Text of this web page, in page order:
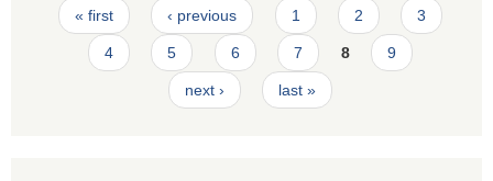
Pages
« first ‹ previous 1 2 3
4 5 6 7 8 9
next › last »